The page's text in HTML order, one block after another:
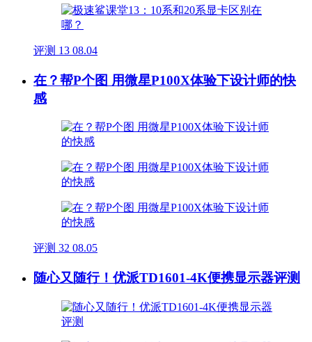
评测 13 08.04
在？帮P个图 用微星P100X体验下设计师的快
感
评测 32 08.05
随心又随行！优派TD1601-4K便携显示器评测